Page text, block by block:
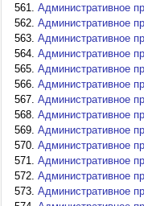
Административное
Административное
Административное
Административное
Административное
Административное
Административное
Административное
Административное
Административное
Административное
Административное
Административное